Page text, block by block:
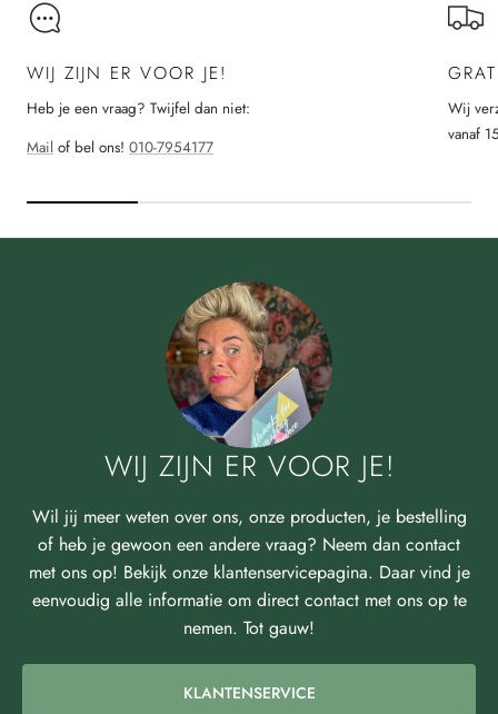
WIJ ZIJN ER VOOR JE!
Heb je een vraag? Twijfel dan niet:
Mail of bel ons! 010-7954177
Wij
vanaf
WIJ ZIJN ER VOOR JE!
Wil jij meer weten over ons, onze producten, je bestelling
of heb je gewoon een andere vraag? Neem dan contact
met ons op! Bekijk onze klantenservicepagina. Daar vind je
eenvoudig alle informatie om direct contact met ons op te
nemen. Tot gauw!
KLANTENSERVICE